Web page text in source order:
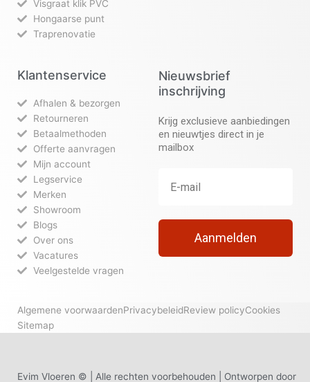
Visgraat klik PVC
Hongaarse punt
Traprenovatie
Klantenservice
Afhalen & bezorgen
Retourneren
Betaalmethoden
Offerte aanvragen
Mijn account
Legservice
Merken
Showroom
Blogs
Over ons
Vacatures
Veelgestelde vragen
Nieuwsbrief
inschrijving
Krijg exclusieve aanbiedingen
en nieuwtjes direct in je
mailbox
Aanmelden
Algemene voorwaardenPrivacybeleidReview policyCookies
Sitemap
Evim Vloeren © | Alle rechten voorbehouden | Ontworpen door